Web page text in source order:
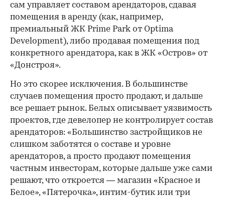
сам управляет составом арендаторов, сдавая
помещения в аренду (как, например,
премиальный ЖК Prime Park от Optima
Development), либо продавая помещения под
конкретного арендатора, как в ЖК «Остров» от
«Донстроя».
Но это скорее исключения. В большинстве
случаев помещения просто продают, и дальше
все решает рынок. Белых описывает уязвимость
проектов, где девелопер не контролирует состав
арендаторов: «Большинство застройщиков не
слишком заботятся о составе и уровне
арендаторов, а просто продают помещения
частным инвесторам, которые дальше уже сами
решают, что откроется — магазин «Красное и
Белое», «Пятерочка», интим-бутик или три